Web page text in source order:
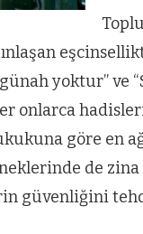
yoktur” ve
onlarca
göre en
de
güvenliğini